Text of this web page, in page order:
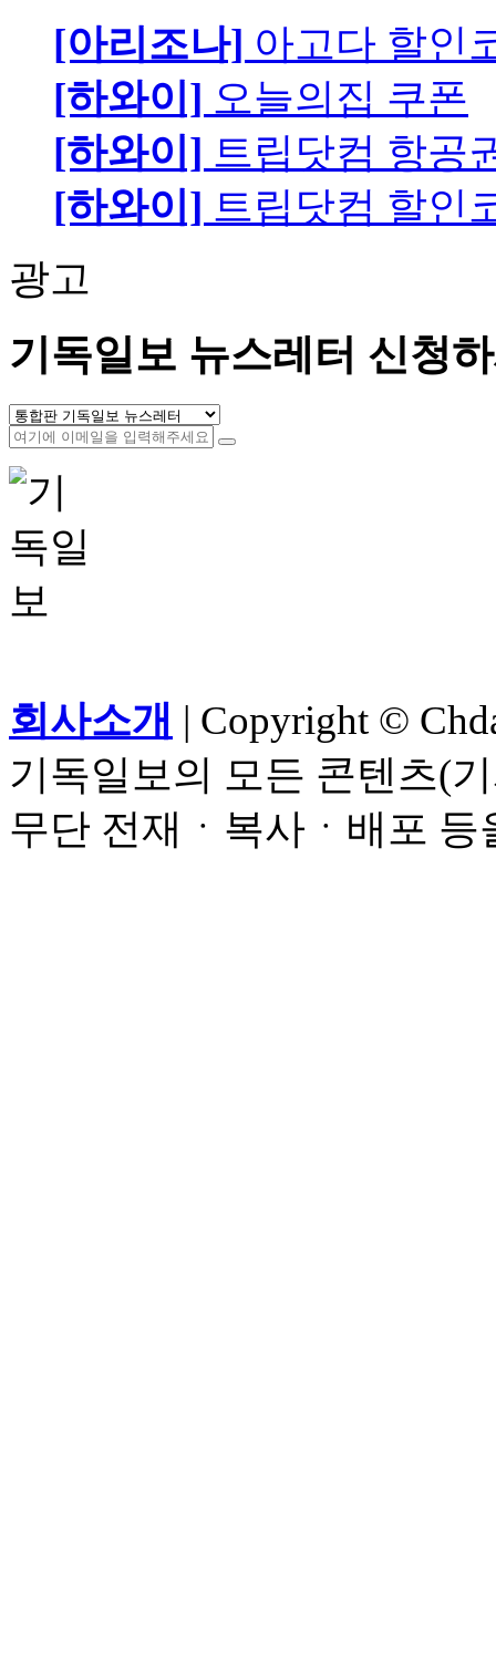
[아리조나] 아고다 할인
[하와이] 오늘의집 쿠폰
[하와이] 트립닷컴 항공
[하와이] 트립닷컴 할인
광고
기독일보 뉴스레터 신청
회사소개 | Copyright ©
기독일보의 모든 콘텐츠(
무단 전재ㆍ복사ㆍ배포 등